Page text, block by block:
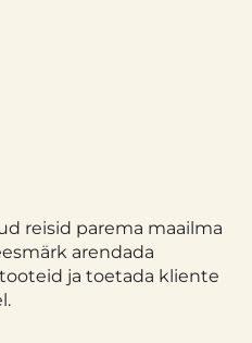
reisid parema maailma
arendada
ja toetada kliente